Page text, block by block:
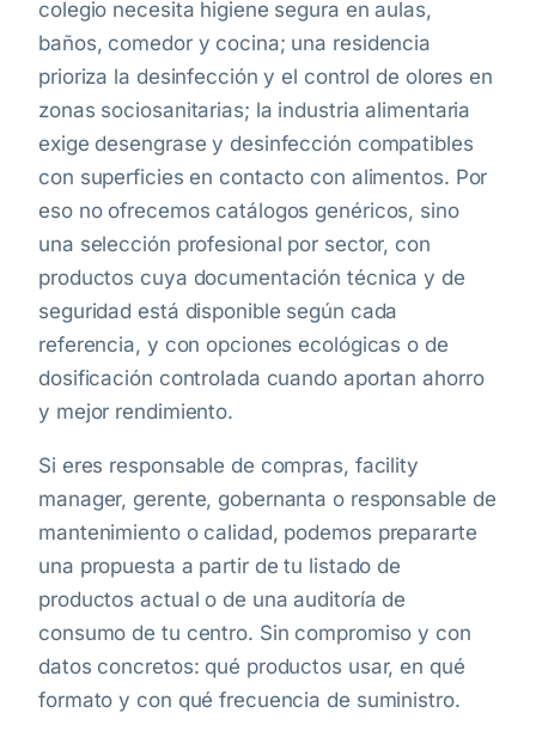
colegio necesita higiene segura en aulas,
baños, comedor y cocina; una residencia
prioriza la desinfección y el control de olores en
zonas sociosanitarias; la industria alimentaria
exige desengrase y desinfección compatibles
con superficies en contacto con alimentos. Por
eso no ofrecemos catálogos genéricos, sino
una selección profesional por sector, con
productos cuya documentación técnica y de
seguridad está disponible según cada
referencia, y con opciones ecológicas o de
dosificación controlada cuando aportan ahorro
y mejor rendimiento.
Si eres responsable de compras, facility
manager, gerente, gobernanta o responsable de
mantenimiento o calidad, podemos prepararte
una propuesta a partir de tu listado de
productos actual o de una auditoría de
consumo de tu centro. Sin compromiso y con
datos concretos: qué productos usar, en qué
formato y con qué frecuencia de suministro.